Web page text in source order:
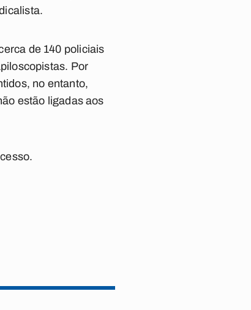
de 140 policiais
Por
no entanto,
estão ligadas aos